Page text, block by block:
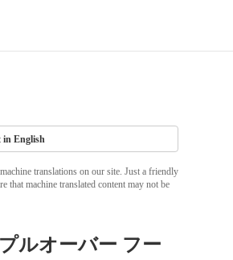
in English
translations on our site. Just a friendly
that machine translated content may not be
ルオーバー フー